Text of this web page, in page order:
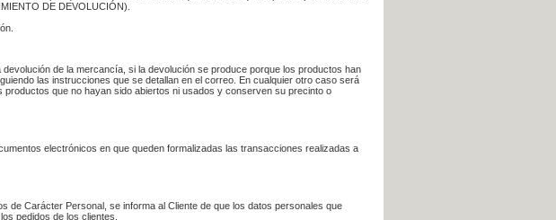
DE DEVOLUCIÓN).
de la mercancía, si la devolución se produce porque los productos han
las instrucciones que se detallan en el correo. En cualquier otro caso será
que no hayan sido abiertos ni usados y conserven su precinto o
electrónicos en que queden formalizadas las transacciones realizadas a
de Carácter Personal, se informa al Cliente de que los datos personales que
pedidos de los clientes.